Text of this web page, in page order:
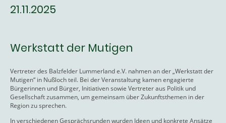
21.11.2025
Werkstatt der Mutigen
Vertreter des Balzfelder Lummerland e.V. nahmen an der „Werkstatt der
Mutigen“ in Nußloch teil. Bei der Veranstaltung kamen engagierte
Bürgerinnen und Bürger, Initiativen sowie Vertreter aus Politik und
Gesellschaft zusammen, um gemeinsam über Zukunftsthemen in der
Region zu sprechen.
In verschiedenen Gesprächsrunden wurden Ideen und konkrete Ansätze